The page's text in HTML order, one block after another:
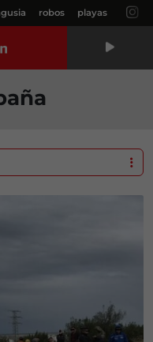
robos playas